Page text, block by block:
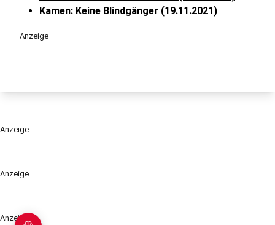
Anzeige
Anzeige
Kamen: Keine Blindgänger (19.11.2021)
Anzeige
Anzeige